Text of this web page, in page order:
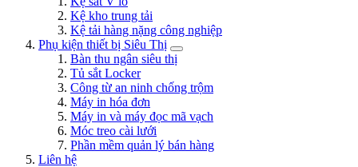
Kệ kho trung tải
Kệ tải hàng nặng công nghiệp
Phụ kiện thiết bị Siêu Thị
Bàn thu ngân siêu thị
Tủ sắt Locker
Công từ an ninh chống trộm
Máy in hóa đơn
Máy in và máy đọc mã vạch
Móc treo cài lưới
Phần mềm quản lý bán hàng
Liên hệ